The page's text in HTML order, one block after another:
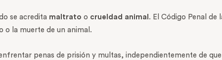
se acredita maltrato o crueldad animal . El Código Penal de
o la muerte de un animal.
penas de prisión y multas, independientemente de